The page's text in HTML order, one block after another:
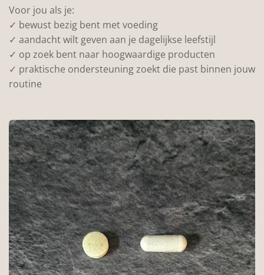
Voor jou als je:
✓ bewust bezig bent met voeding
✓ aandacht wilt geven aan je dagelijkse leefstijl
✓ op zoek bent naar hoogwaardige producten
✓ praktische ondersteuning zoekt die past binnen jouw
routine